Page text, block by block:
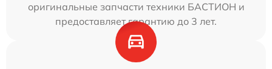
оригинальные запчасти техники БАСТИОН и
предоставляет гарантию до 3 лет.